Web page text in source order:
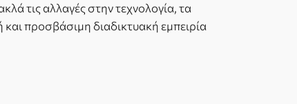
τις αλλαγές στην τεχνολογία, τα
προσβάσιμη διαδικτυακή εμπειρία